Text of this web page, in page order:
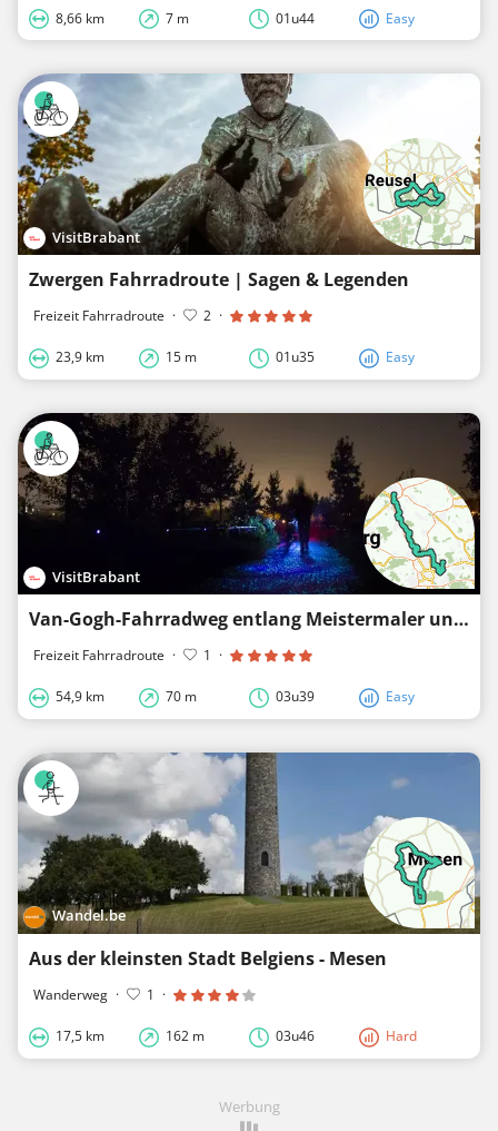
8,66 km 7 m 01u44 Easy
VisitBrabant
Zwergen Fahrradroute | Sagen & Legenden
Freizeit Fahrradroute · 2 ·
23,9 km 15 m 01u35 Easy
VisitBrabant
Van-Gogh-Fahrradweg entlang Meistermaler und Sterne-Restaurants | Essen
Freizeit Fahrradroute · 1 ·
54,9 km 70 m 03u39 Easy
Wandel.be
Aus der kleinsten Stadt Belgiens - Mesen
Wanderweg · 1 ·
17,5 km 162 m 03u46 Hard
Werbung